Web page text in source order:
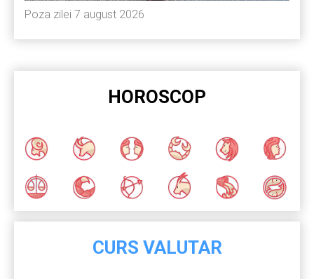
Poza zilei 7 august 2026
HOROSCOP
CURS VALUTAR